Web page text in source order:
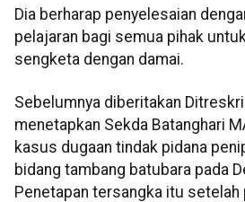
Dia berharap penyelesaian
pelajaran bagi semua pihak
sengketa dengan damai.
Sebelumnya diberitakan
menetapkan Sekda Batanghari
kasus dugaan tindak pidana
bidang tambang batubara pada
Penetapan tersangka itu setelah